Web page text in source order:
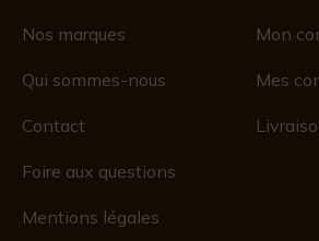
Nos marques
Qui sommes-nous
Contact
Foire aux questions
Mentions légales
Mon
Mes